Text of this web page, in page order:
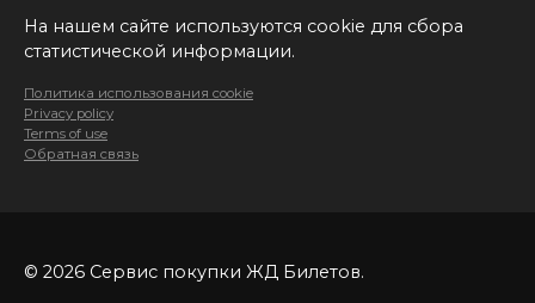
На нашем сайте используются cookie для сбора
статистической информации.
Политика использования cookie
Privacy policy
Terms of use
Обратная связь
© 2026 Сервис покупки ЖД Билетов.